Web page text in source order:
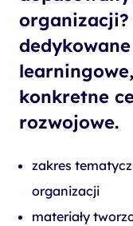
konkretne
rozwojowe.
zakres
organizacji
materiały